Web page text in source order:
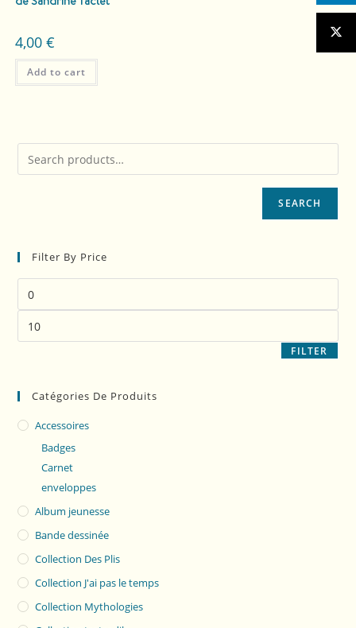
4,00 €
Add to cart
SEARCH
Filter By Price
FILTER
Catégories De Produits
Accessoires
Badges
Carnet
enveloppes
Album jeunesse
Bande dessinée
Collection Des Plis
Collection J'ai pas le temps
Collection Mythologies